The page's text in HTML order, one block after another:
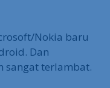
Nokia baru
Dan
sangat terlambat.